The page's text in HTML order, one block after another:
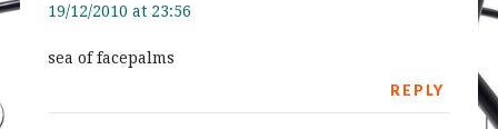
19/12/2010 at 23:56
sea of facepalms
REPLY